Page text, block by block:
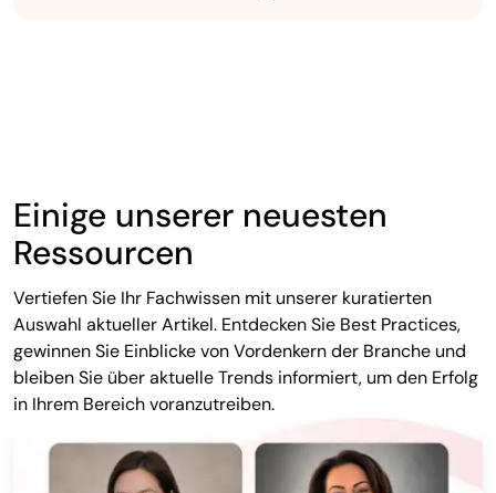
Einige unserer neuesten
Ressourcen
Vertiefen Sie Ihr Fachwissen mit unserer kuratierten
Auswahl aktueller Artikel. Entdecken Sie Best Practices,
gewinnen Sie Einblicke von Vordenkern der Branche und
bleiben Sie über aktuelle Trends informiert, um den Erfolg
in Ihrem Bereich voranzutreiben.